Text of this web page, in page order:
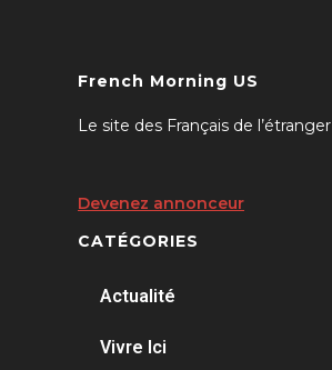
French Morning US
Le site des Français de l’étranger
Devenez annonceur
CATÉGORIES
Actualité
Vivre Ici